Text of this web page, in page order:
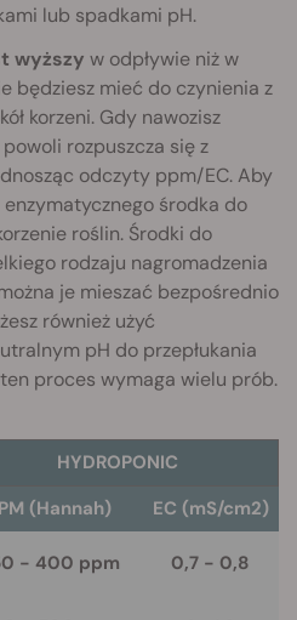
lub spadkami pH.
wyższy w odpływie niż w
będziesz mieć do czynienia z
korzeni. Gdy nawozisz
rozpuszcza się z
odczyty ppm/EC. Aby
środka do
roślin. Środki do
rodzaju nagromadzenia
je mieszać bezpośrednio
również użyć
pH do przepłukania
proces wymaga wielu prób.
HYDROPONIC
(Hannah)
EC (mS/cm2)
- 400 ppm 0,7 - 0,8